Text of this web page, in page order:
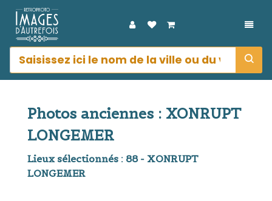
Photos anciennes : XONRUPT
LONGEMER
Lieux sélectionnés : 88 - XONRUPT
LONGEMER